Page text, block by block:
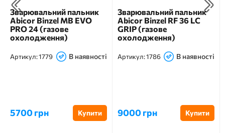
Зварювальний пальник
Abicor Binzel MB EVO
PRO 24 (газове
охолодження)
Артикул:1779 В наявності
5700 грн Купити
Зварювальний пальник
Abicor Binzel RF 36 LC
GRIP (газове
охолодження)
Артикул:1786 В наявності
9000 грн Купити